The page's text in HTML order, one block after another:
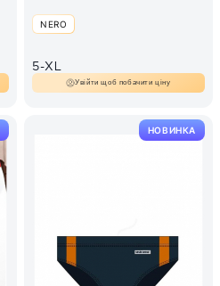
NERO
5-XL
Увійти щоб побачити ціну
НОВИНКА